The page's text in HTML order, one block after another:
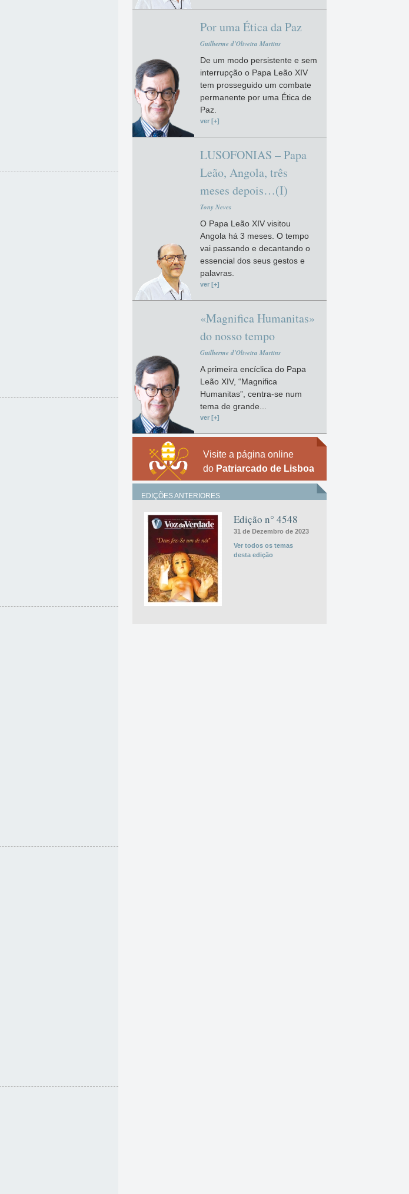
Por uma Ética da Paz
Guilherme d'Oliveira Martins
De um modo persistente e sem
interrupção o Papa Leão XIV
tem prosseguido um combate
permanente por uma Ética de
Paz.
ver [+]
LUSOFONIAS – Papa
Leão, Angola, três
meses depois…(I)
Tony Neves
O Papa Leão XIV visitou
Angola há 3 meses. O tempo
vai passando e decantando o
essencial dos seus gestos e
palavras.
ver [+]
«Magnifica Humanitas»
do nosso tempo
Guilherme d'Oliveira Martins
A primeira encíclica do Papa
Leão XIV, “Magnifica
Humanitas”, centra-se num
tema de grande...
ver [+]
Visite a página online
do Patriarcado de Lisboa
EDIÇÕES ANTERIORES
Edição n° 4548
31 de Dezembro de 2023
Ver todos os temas
desta edição